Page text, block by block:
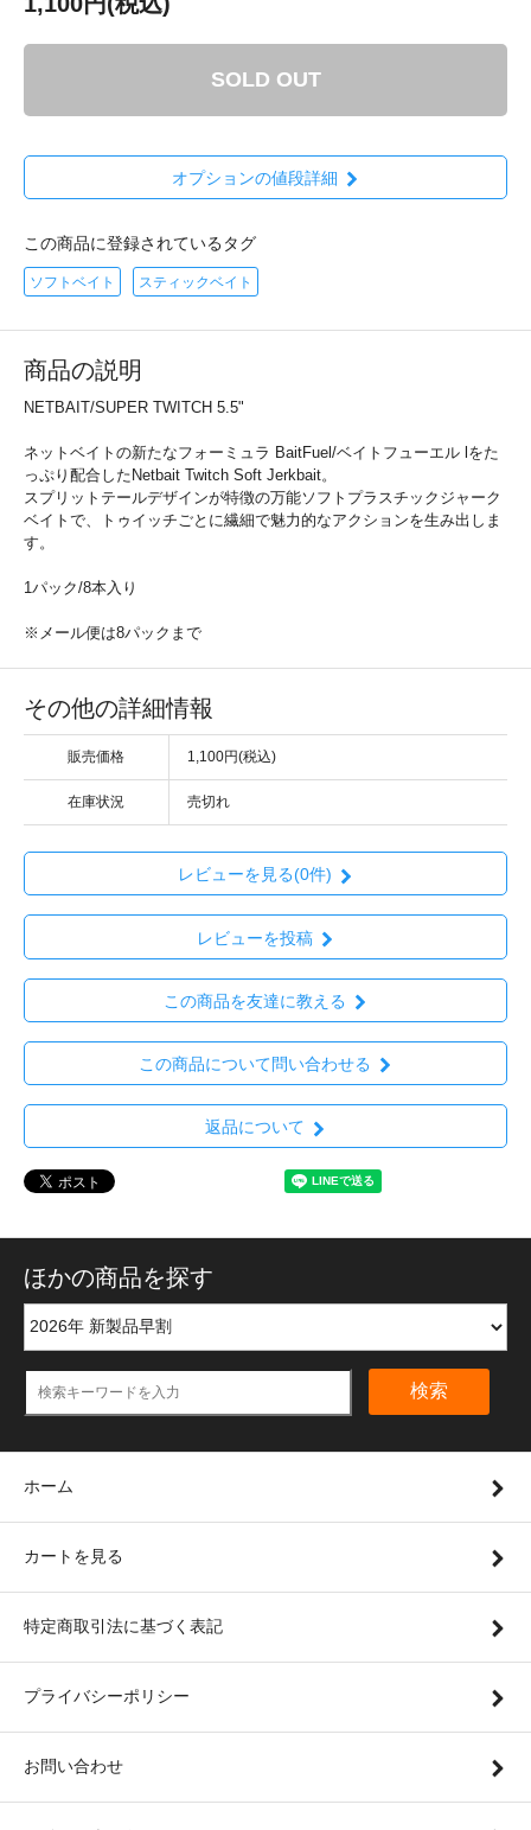
SOLD OUT
オプションの値段詳細
この商品に登録されているタグ
ソフトベイト スティックベイト
商品の説明
NETBAIT/SUPER TWITCH 5.5"
ネットベイトの新たなフォーミュラ BaitFuel/ベイトフューエル lをた
っぷり配合したNetbait Twitch Soft Jerkbait。
スプリットテールデザインが特徴の万能ソフトプラスチックジャーク
ベイトで、トゥイッチごとに繊細で魅力的なアクションを生み出しま
す。
1パック/8本入り
※メール便は8パックまで
その他の詳細情報
販売価格 1,100円(税込)
在庫状況 売切れ
レビューを見る(0件)
レビューを投稿
この商品を友達に教える
この商品について問い合わせる
返品について
ほかの商品を探す
検索
ホーム
カートを見る
特定商取引法に基づく表記
プライバシーポリシー
お問い合わせ